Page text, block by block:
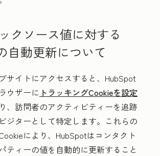
クソース値に対する
自動更新について
サイトにアクセスすると、HubSpot
ウザーに トラッキングCookieを設定
、訪問者のアクティビティーを追跡
ジターとして特定します。これらの
により、HubSpotはコンタクト
ティーの値を自動的に更新すること